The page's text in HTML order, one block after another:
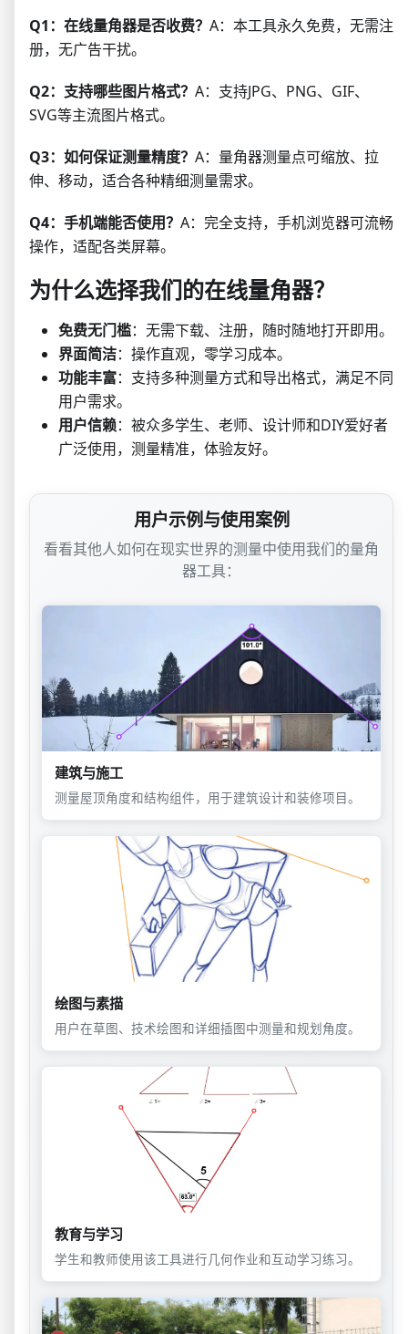
Q1：在线量角器是否收费？ A：本工具永久免费，无需注
册，无广告干扰。
Q2：支持哪些图片格式？ A：支持JPG、PNG、GIF、
SVG等主流图片格式。
Q3：如何保证测量精度？ A：量角器测量点可缩放、拉
伸、移动，适合各种精细测量需求。
Q4：手机端能否使用？ A：完全支持，手机浏览器可流畅
操作，适配各类屏幕。
为什么选择我们的在线量角器？
免费无门槛：无需下载、注册，随时随地打开即用。
界面简洁：操作直观，零学习成本。
功能丰富：支持多种测量方式和导出格式，满足不同
用户需求。
用户信赖：被众多学生、老师、设计师和DIY爱好者
广泛使用，测量精准，体验友好。
用户示例与使用案例
看看其他人如何在现实世界的测量中使用我们的量角
器工具：
建筑与施工
测量屋顶角度和结构组件，用于建筑设计和装修项目。
绘图与素描
用户在草图、技术绘图和详细插图中测量和规划角度。
教育与学习
学生和教师使用该工具进行几何作业和互动学习练习。